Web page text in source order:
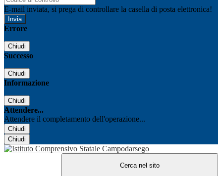
E-mail inviata, si prega di controllare la casella di posta elettronica!
Errore
Chiudi
Successo
Chiudi
Informazione
Chiudi
Attendere...
Attendere il completamento dell'operazione...
Chiudi
Chiudi
Cerca nel sito